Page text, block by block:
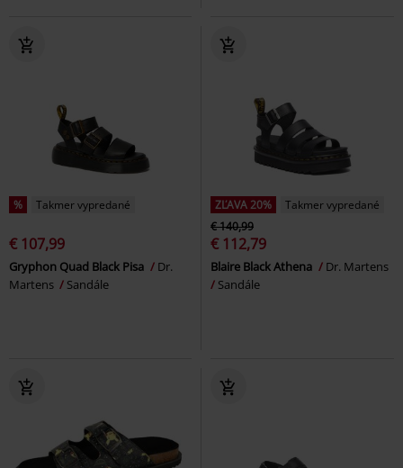
% Takmer vypredané
€ 107,99
Gryphon Quad Black Pisa
Dr.
Martens
Sandále
ZĽAVA 20%
Takmer vypredané
€ 140,99
€ 112,79
Blaire Black Athena
Dr. Martens
Sandále